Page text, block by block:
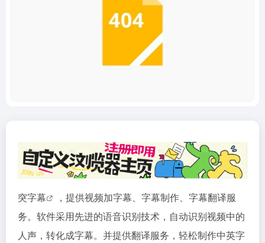
突字幕
，提供视频加字幕、字幕制作、字幕翻译服
务。软件采用先进的语音识别技术，自动识别视频中的
人声，转化成字幕。并提供翻译服务，轻松制作中英字